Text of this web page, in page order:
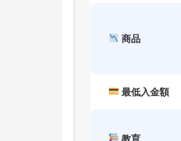
商品
最低入金額
教育